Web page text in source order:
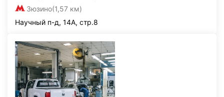
Зюзино(1,57 км)
Научный п-д, 14А, стр.8